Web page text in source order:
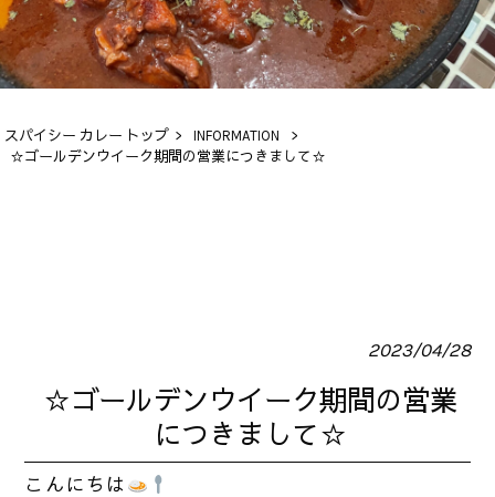
スパイシー カレー トップ > INFORMATION
>
☆ゴールデンウイーク期間の営業につきまして☆
2023/04/28
☆ゴールデンウイーク期間の営業
につきまして☆
こんにちは